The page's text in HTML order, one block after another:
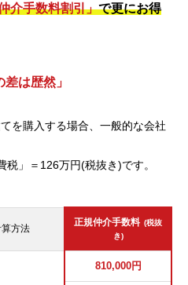
介手数料割引」で更にお得
は歴然」
を購入する場合、一般的な会社
税」＝126万円(税抜き)です。
方法
正規仲介手数料 (税抜
き)
810,000円